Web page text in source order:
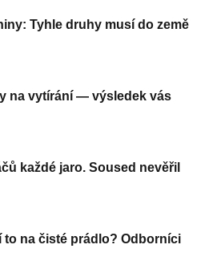
Tyhle druhy musí do země
na vytírání — výsledek vás
každé jaro. Soused nevěřil
to na čisté prádlo? Odborníci